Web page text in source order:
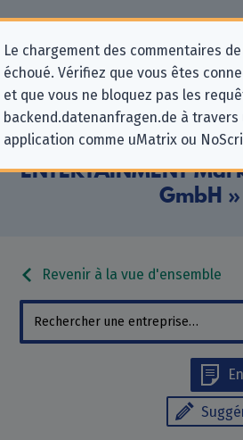
Le chargement des commentaires
échoué. Vérifiez que vous êtes
et que vous ne bloquez pas les
backend.datenanfragen.de à travers
application comme uMatrix ou
Informations de
demandes relatives à
de la vie privée
ENTERTAINMENT
GmbH »
Revenir à la vue d'ensemble